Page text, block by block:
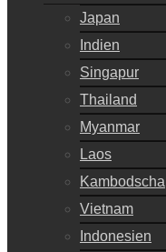
Japan
Indien
Singapur
Thailand
Myanmar
Laos
Kambodscha
Vietnam
Indonesien